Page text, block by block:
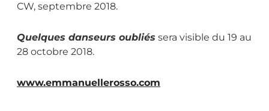
CW, septembre 2018.
Quelques danseurs oubliés sera visible du 19 au
28 octobre 2018.
www.emmanuellerosso.com